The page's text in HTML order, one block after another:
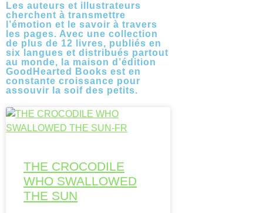
Les auteurs et illustrateurs
cherchent à transmettre
l’émotion et le savoir à travers
les pages. Avec une collection
de plus de 12 livres, publiés en
six langues et distribués partout
au monde, la maison d’édition
GoodHearted Books est en
constante croissance pour
assouvir la soif des petits.
THE CROCODILE
WHO SWALLOWED
THE SUN